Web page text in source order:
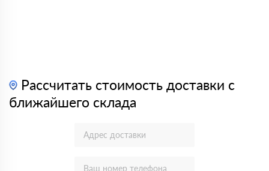
Рассчитать стоимость доставки с
ближайшего склада